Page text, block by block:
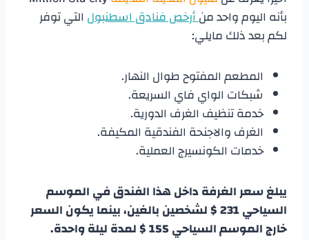
بأنه اليوم واحد منأرخص فنادق اسطنبول التي توفر
لكم بعد ذلك مايلي:
المطعم المفتوح طوال النهار.
شبكات الواي فاي السريعة.
خدمة تنظيف الغرف الدورية.
الغرف والاجنحة الفندقية المكيفة.
خدمات الكونسيرج العملية.
يبلغ سعر الغرفة داخل هذا الفندق في الموسم
السياحي 231 $ لشخصين بالغين، بينما يكون السعر
خارج الموسم السياحي 155 $ لمدة ليلة واحدة.